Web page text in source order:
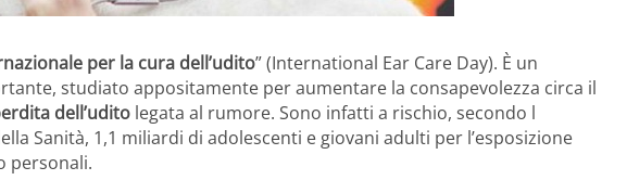
per la cura dell’udito” (International Ear Care Day). È un
studiato appositamente per aumentare la consapevolezza circa il
dell’udito legata al rumore. Sono infatti a rischio, secondo l
Sanità, 1,1 miliardi di adolescenti e giovani adulti per l’esposizione
personali.